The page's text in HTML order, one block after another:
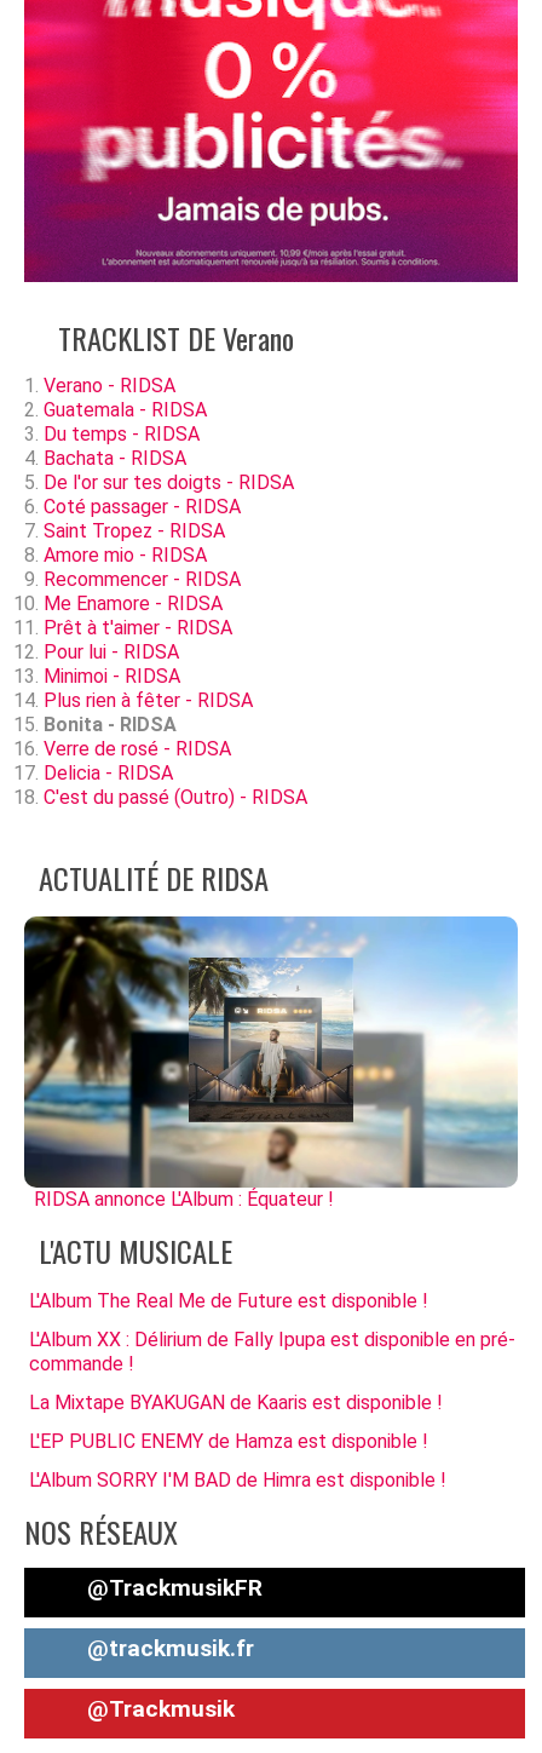
TRACKLIST DE Verano
Verano - RIDSA
Guatemala - RIDSA
Du temps - RIDSA
Bachata - RIDSA
De l'or sur tes doigts - RIDSA
Coté passager - RIDSA
Saint Tropez - RIDSA
Amore mio - RIDSA
Recommencer - RIDSA
Me Enamore - RIDSA
Prêt à t'aimer - RIDSA
Pour lui - RIDSA
Minimoi - RIDSA
Plus rien à fêter - RIDSA
Bonita - RIDSA
Verre de rosé - RIDSA
Delicia - RIDSA
C'est du passé (Outro) - RIDSA
ACTUALITÉ DE RIDSA
RIDSA annonce L'Album : Équateur !
L'ACTU MUSICALE
L'Album The Real Me de Future est disponible !
L'Album XX : Délirium de Fally Ipupa est disponible en pré-
commande !
La Mixtape BYAKUGAN de Kaaris est disponible !
L'EP PUBLIC ENEMY de Hamza est disponible !
L'Album SORRY I'M BAD de Himra est disponible !
NOS RÉSEAUX
@TrackmusikFR
@trackmusik.fr
@Trackmusik